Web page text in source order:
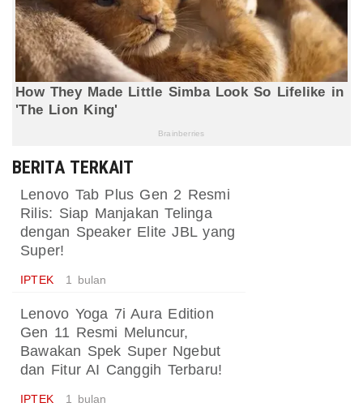
BERITA TERKAIT
Lenovo Tab Plus Gen 2 Resmi
Rilis: Siap Manjakan Telinga
dengan Speaker Elite JBL yang
Super!
IPTEK 1 bulan
Lenovo Yoga 7i Aura Edition
Gen 11 Resmi Meluncur,
Bawakan Spek Super Ngebut
dan Fitur AI Canggih Terbaru!
IPTEK 1 bulan